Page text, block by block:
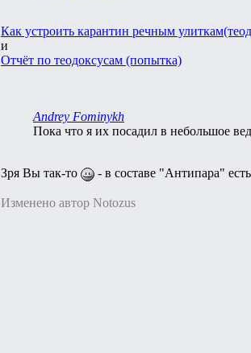
Как устроить карантин речным
и
Отчёт по теодоксусам (попытка)
Andrey Fominykh
Пока что я их посадил в небольшое
Зря Вы так-то - в составе "Антипара"
Изменено автор Notozus